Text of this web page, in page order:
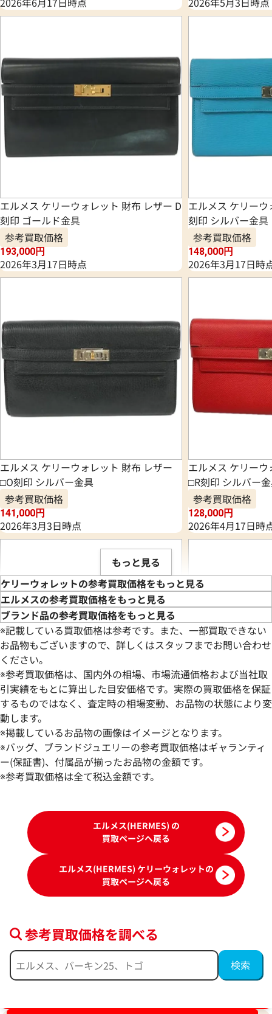
エルメス ケリーウォレット 財布 レザー D
刻印 ゴールド金具
参考買取価格
193,000円
2026年3月17日時点
エルメス ケリー
刻印 シルバー金具
参考買取価格
148,000円
2026年3月17日時
エルメス ケリーウォレット 財布 レザー
□O刻印 シルバー金具
参考買取価格
141,000円
2026年3月3日時点
エルメス ケリー
□R刻印 シルバー
参考買取価格
128,000円
2026年4月17日時
エルメス ケリーウォレット 財布 レザー
□O刻印 シルバー金具
参考買取価格
99,000円
エルメス ケリー
□M刻印 シルバー
参考買取価格
シルバー金具
ゴールド金具
もっと見る
ケリーウォレットの参考買取価格をもっと見る
エルメスの参考買取価格をもっと見る
ブランド品の参考買取価格をもっと見る
※記載している買取価格は参考です。また、一部買取できない
お品物もございますので、詳しくはスタッフまでお問い合わせ
ください。
※参考買取価格は、国内外の相場、市場流通価格および当社取
引実績をもとに算出した目安価格です。実際の買取価格を保証
するものではなく、査定時の相場変動、お品物の状態により変
動します。
※掲載しているお品物の画像はイメージとなります。
※バッグ、ブランドジュエリーの参考買取価格はギャランティ
ー(保証書)、付属品が揃ったお品物の金額です。
※参考買取価格は全て税込金額です。
エルメス(HERMES) の
買取ページへ戻る
エルメス(HERMES) ケリーウォレットの
買取ページへ戻る
参考買取価格を調べる